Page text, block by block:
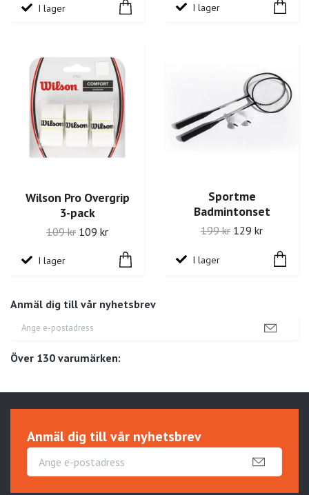
Anmäl dig till vår nyhetsbrev
Över 130 varumärken:
I lager I lager
Wilson Pro Overgrip
3-pack
109 kr 109 kr
I lager
Sportme
Badmintonset
199 kr 129 kr
I lager
Anmäl dig till vår nyhetsbrev